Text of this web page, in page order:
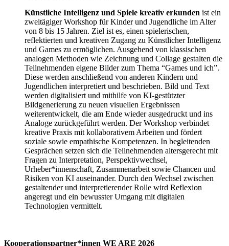
Künstliche Intelligenz und Spiele kreativ erkunden ist ein
zweitägiger Workshop für Kinder und Jugendliche im Alter
von 8 bis 15 Jahren. Ziel ist es, einen spielerischen,
reflektierten und kreativen Zugang zu Künstlicher Intelligenz
und Games zu ermöglichen. Ausgehend von klassischen
analogen Methoden wie Zeichnung und Collage gestalten die
Teilnehmenden eigene Bilder zum Thema “Games und ich”.
Diese werden anschließend von anderen Kindern und
Jugendlichen interpretiert und beschrieben. Bild und Text
werden digitalisiert und mithilfe von KI-gestützter
Bildgenerierung zu neuen visuellen Ergebnissen
weiterentwickelt, die am Ende wieder ausgedruckt und ins
Analoge zurückgeführt werden. Der Workshop verbindet
kreative Praxis mit kollaborativem Arbeiten und fördert
soziale sowie empathische Kompetenzen. In begleitenden
Gesprächen setzen sich die Teilnehmenden altersgerecht mit
Fragen zu Interpretation, Perspektivwechsel,
Urheber*innenschaft, Zusammenarbeit sowie Chancen und
Risiken von KI auseinander. Durch den Wechsel zwischen
gestaltender und interpretierender Rolle wird Reflexion
angeregt und ein bewusster Umgang mit digitalen
Technologien vermittelt.
Kooperationspartner*innen WE ARE 2026